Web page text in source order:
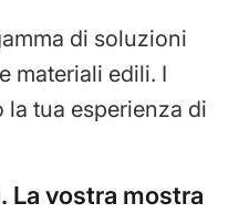
di soluzioni
materiali edili. I
tua esperienza di
La vostra mostra